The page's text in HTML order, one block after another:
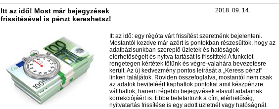
Itt az idő! Most már bejegyzések
frissítésével is pénzt kereshetsz!
2018. 09. 14.
Itt az idő: egy régóta várt frissítést szeretnénk bejelenteni.
Mostantól kezdve már azért is pontokban részesültök, hogy az
adatbázisunkban szereplő üzletek és hatóságok
elérhetőségeit és nyitva tartását is frissítitek! A funkciót
rengetegen kértétek tőlünk és végre-valahára bevezetésre
került. Az új kedvezmény pontos leírását a „Keress pénzt”
linken találjátok. Röviden összefoglalva, mostantól nem csak
az adatok beviteléért kaphattok pontokat amit készpénzre
válthattok, hanem régebbi bejegyzések elavult adatainak
korrekciójáért is. Ebbe beletartozik a cím, elérhetőség,
nyitvatartás frissítése is egy adott üzletnél vagy hatóságnál.